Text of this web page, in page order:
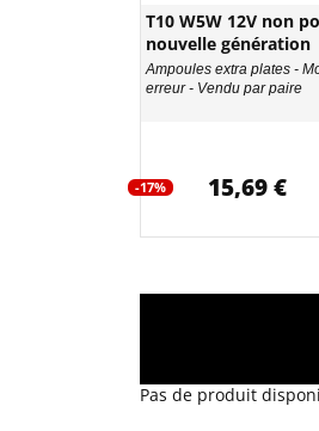
T10 W5W 12V non
nouvelle génération
Ampoules extra plates -
erreur - Vendu par paire
-17% 15,69 €
Pas de produit